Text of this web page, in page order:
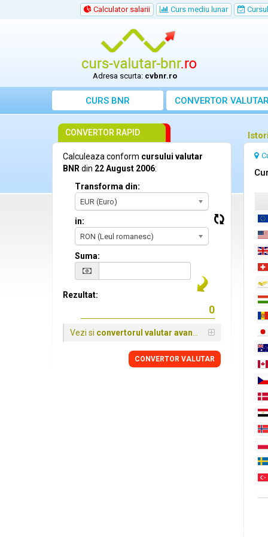
Calculator salarii Curs mediu lunar
Adresa scurta: cvbnr.ro
CURS BNR CONVERTOR
CONVERTOR RAPID
Calculeaza conform cursului valutar
BNR din 22 August 2006:
Transforma din:
EUR (Euro)
in:
RON (Leul romanesc)
Suma:
Rezultat:
Vezi si convertorul valutar avansat
CONVERTOR VALUTAR